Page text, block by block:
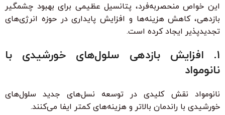
این خواص منحصربه‌فرد، پتانسیل عظیمی برای بهبود چشمگیر
بازدهی، کاهش هزینه‌ها و افزایش پایداری در حوزه انرژی‌های
تجدیدپذیر ایجاد کرده است.
۱. افزایش بازدهی سلول‌های خورشیدی با
نانومواد
نانومواد نقش کلیدی در توسعه نسل‌های جدید سلول‌های
خورشیدی با راندمان بالاتر و هزینه‌های کمتر ایفا می‌کنند.